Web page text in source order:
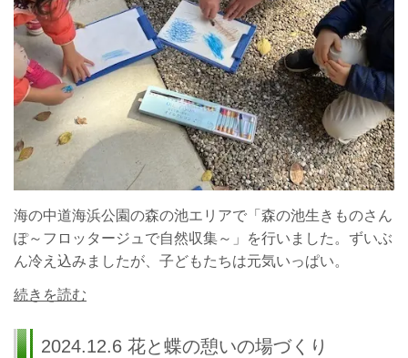
海の中道海浜公園の森の池エリアで「森の池生きものさん
ぽ～フロッタージュで自然収集～」を行いました。 ずいぶ
ん冷え込みましたが、子どもたちは元気いっぱい。
続きを読む
2024.12.6 花と蝶の憩いの場づくり